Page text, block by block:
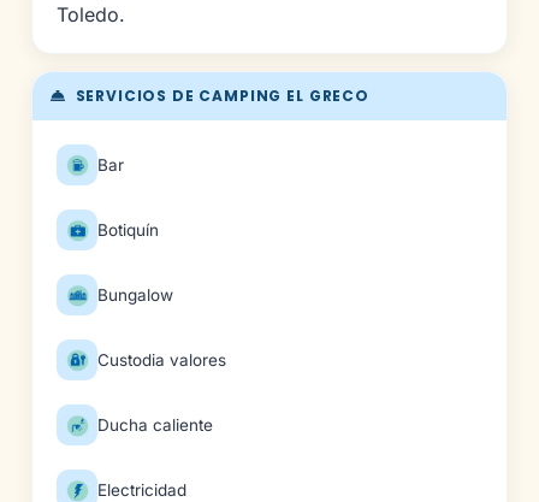
SERVICIOS DE CAMPING EL GRECO
Bar
Botiquín
Bungalow
Custodia valores
Ducha caliente
Electricidad
Toledo.